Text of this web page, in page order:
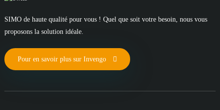
SIMO de haute qualité pour vous ! Quel que soit votre besoin, nous vous
proposons la solution idéale.
Pour en savoir plus sur Invengo